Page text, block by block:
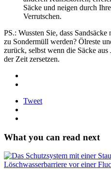
Säcke und neigen durch
Verrutschen.
PS.: Wussten Sie, dass
zu Sondermüll werden? Ölreste
zurück, selbst wenn die Säcke
der Zeit zersetzen.
Tweet
What you can read next